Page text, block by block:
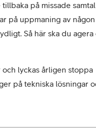
på missade samtal
på uppmaning av någon
Så här ska du agera
lyckas årligen stoppa
på tekniska lösningar